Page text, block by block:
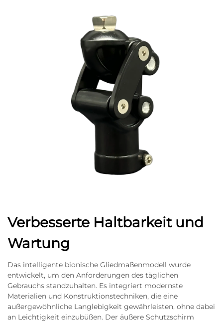
Verbesserte Haltbarkeit und
Wartung
Das intelligente bionische Gliedmaßenmodell wurde
entwickelt, um den Anforderungen des täglichen
Gebrauchs standzuhalten. Es integriert modernste
Materialien und Konstruktionstechniken, die eine
außergewöhnliche Langlebigkeit gewährleisten, ohne dabei
an Leichtigkeit einzubüßen. Der äußere Schutzschirm